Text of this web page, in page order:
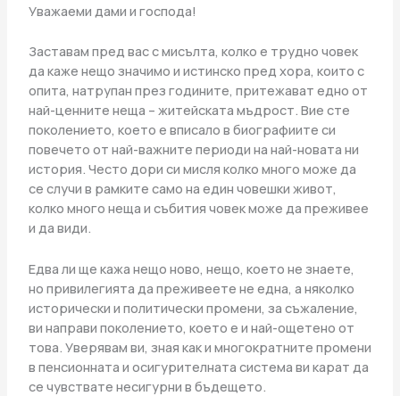
Уважаеми дами и господа!
Заставам пред вас с мисълта, колко е трудно човек
да каже нещо значимо и истинско пред хора, които с
опита, натрупан през годините, притежават едно от
най-ценните неща – житейската мъдрост. Вие сте
поколението, което е вписало в биографиите си
повечето от най-важните периоди на най-новата ни
история. Често дори си мисля колко много може да
се случи в рамките само на един човешки живот,
колко много неща и събития човек може да преживее
и да види.
Едва ли ще кажа нещо ново, нещо, което не знаете,
но привилегията да преживеете не една, а няколко
исторически и политически промени, за съжаление,
ви направи поколението, което е и най-ощетено от
това. Уверявам ви, зная как и многократните промени
в пенсионната и осигурителната система ви карат да
се чувствате несигурни в бъдещето.